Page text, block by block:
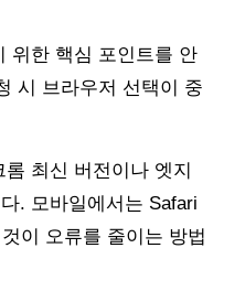
위한 핵심 포인트를 안
시 브라우저 선택이 중
최신 버전이나 엣지
. 모바일에서는 Safari
이 오류를 줄이는 방법